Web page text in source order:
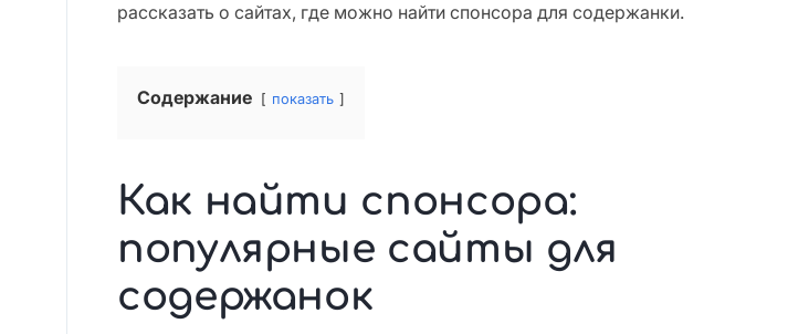
рассказать о сайтах, где можно найти спонсора для содержанки.
Содержание показать
Как найти спонсора:
популярные сайты для
содержанок